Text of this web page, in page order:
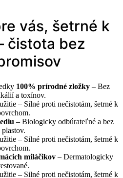
vás, šetrné k
čistota bez
100% prírodné zložky– Bez
a toxínov.
– Biologicky odbúrateľné a bez
plastov.
miláčikov – Dermatologicky